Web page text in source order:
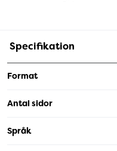
Specifikation
Format
Antal sidor
Språk